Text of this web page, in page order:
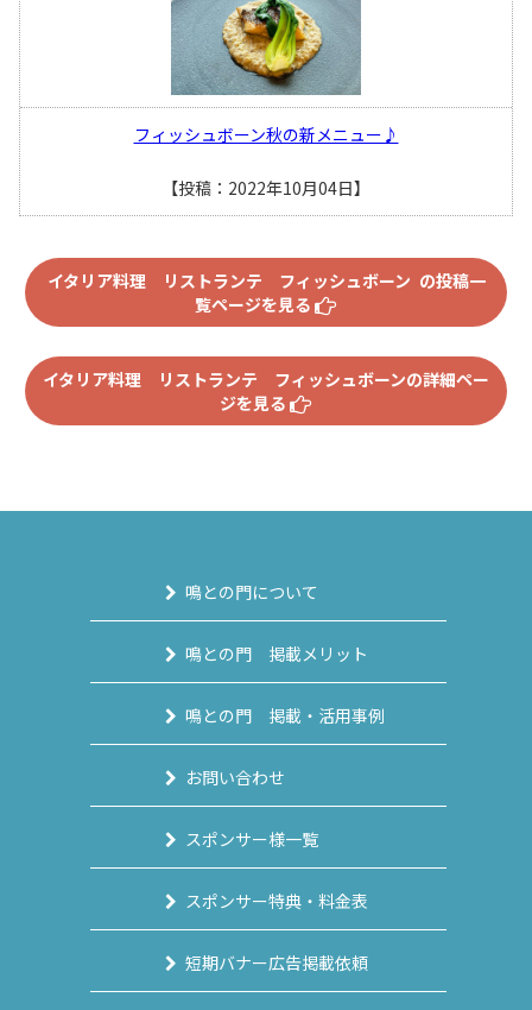
フィッシュボーン秋の新メニュー♪
【投稿：2022年10月04日】
イタリア料理 リストランテ フィッシュボーン の投稿一
覧ページを見る
イタリア料理 リストランテ フィッシュボーンの詳細ペー
ジを見る
鳴との門について
鳴との門 掲載メリット
鳴との門 掲載・活用事例
お問い合わせ
スポンサー様一覧
スポンサー特典・料金表
短期バナー広告掲載依頼